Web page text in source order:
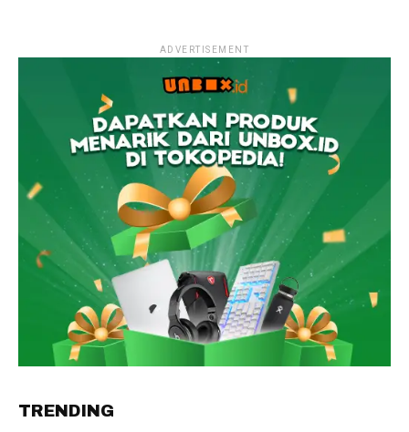
ADVERTISEMENT
TRENDING